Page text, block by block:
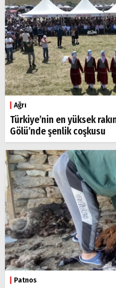
Ağrı
Türkiye’nin en yüksek
Gölü’nde şenlik coşkusu
Patnos